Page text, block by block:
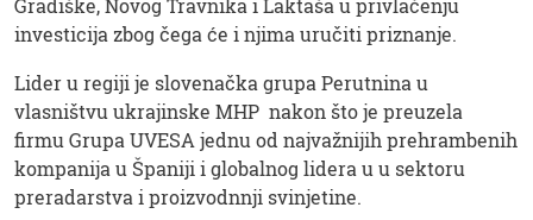
Gradiške, Novog Travnika i Laktaša u privlačenju
investicija zbog čega će i njima uručiti priznanje.
Lider u regiji je slovenačka grupa Perutnina u
vlasništvu ukrajinske MHP nakon što je preuzela
firmu Grupa UVESA jednu od najvažnijih prehrambenih
kompanija u Španiji i globalnog lidera u u sektoru
preradarstva i proizvodnnji svinjetine.